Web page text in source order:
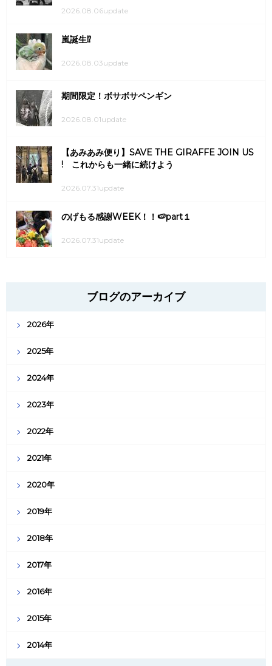
2026.08.06update
嵐誕生⁉
2026.08.03update
期間限定！ボサボサペンギン
2026.08.01update
【あみあみ便り】SAVE THE GIRAFFE JOIN US
! これからも一緒に続けよう
2026.07.31update
のげもる感謝WEEK！！🍉part１
2026.07.31update
ブログのアーカイブ
2026年
2025年
2024年
2023年
2022年
2021年
2020年
2019年
2018年
2017年
2016年
2015年
2014年